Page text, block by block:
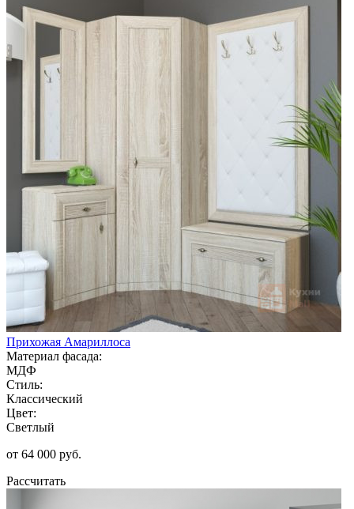
Прихожая Амариллоса
Материал фасада:
МДФ
Стиль:
Классический
Цвет:
Светлый
от 64 000 руб.
Рассчитать